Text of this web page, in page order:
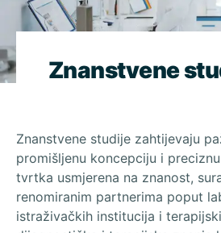
Znanstvene
Znanstvene studije zahtijevaju
promišljenu koncepciju i
tvrtka usmjerena na znanost,
renomiranim partnerima poput
istraživačkih institucija i